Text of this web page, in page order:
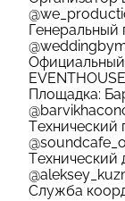
@
@
Официальный
Площадка:
@
Технический
Технический
@
Cлужба